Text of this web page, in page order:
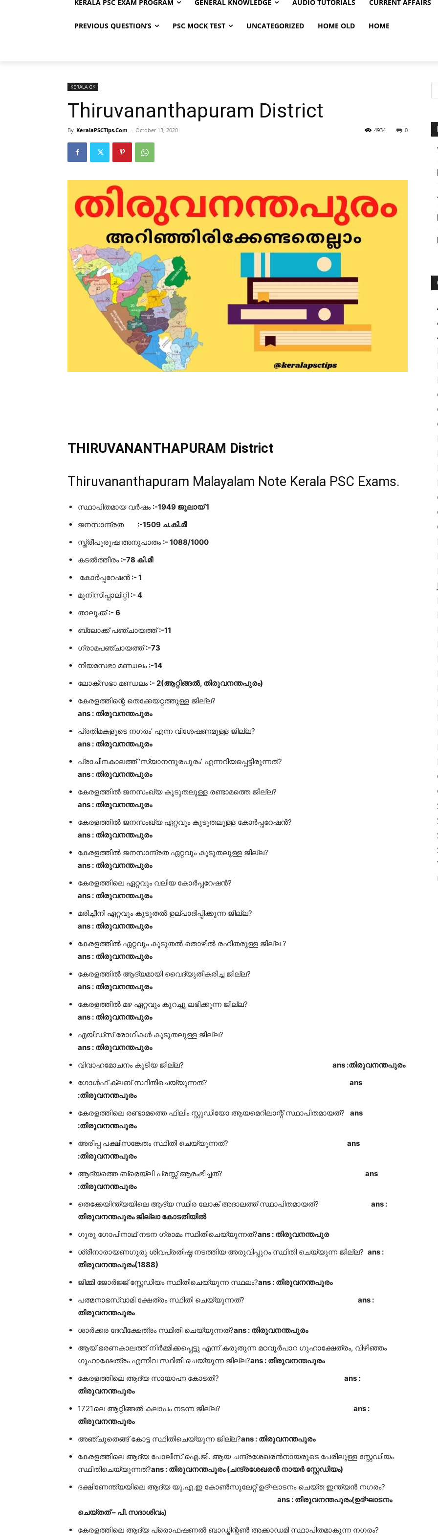
KERALA PSC EXAM PROGRAM GENERAL KNOWLEDGE AUDIO TUTORIALS CURRENT AFFAIRS
PREVIOUS QUESTION’S PSC MOCK TEST UNCATEGORIZED HOME OLD HOME
KERALA GK
Thiruvananthapuram District
By KeralaPSCTips.Com - October 13, 2020 0
4934
THIRUVANANTHAPURAM District
Thiruvananthapuram Malayalam Note Kerala PSC Exams.
സ്ഥാപിതമായ വർഷം :-1949 ജൂലായ് 1
ജനസാന്ദ്രത :-1509 ച.കി.മീ
സ്ത്രീപുരുഷ അനുപാതം :- 1088/1000
കടൽത്തീരം :-78 കി.മീ
കോർപ്പറേഷൻ :- 1
മുനിസിപ്പാലിറ്റി :- 4
താലൂക്ക്:- 6
ബ്ലോക്ക് പഞ്ചായത്ത്:-11
ഗ്രാമപഞ്ചായത്ത്:-73
നിയമസഭാ മണ്ഡലം :-14
ലോക്സഭാ മണ്ഡലം :- 2(ആറ്റിങ്ങൽ, തിരുവനന്തപുരം)
കേരളത്തിന്റെ തെക്കേയറ്റത്തുള്ള ജില്ല?
ans : തിരുവനന്തപുരം
പ്രതിമകളുടെ നഗരം’ എന്ന വിശേഷണമുള്ള ജില്ല?
ans : തിരുവനന്തപുരം
പ്രാചീനകാലത്ത് ‘സ്യാനന്ദുരപുരം’ എന്നറിയപ്പെട്ടിരുന്നത്?
ans : തിരുവനന്തപുരം
കേരളത്തിൽ ജനസംഖ്യ കൂടുതലുള്ള രണ്ടാമത്തെ ജില്ല?
ans : തിരുവനന്തപുരം
കേരളത്തിൽ ജനസംഖ്യ ഏറ്റവും കൂടുതലുള്ള കോർപ്പറേഷൻ?
ans : തിരുവനന്തപുരം
കേരളത്തിൽ ജനസാന്ദ്രത ഏറ്റവും കൂടുതലുള്ള ജില്ല?
ans : തിരുവനന്തപുരം
കേരളത്തിലെ ഏറ്റവും വലിയ കോർപ്പറേഷൻ?
ans : തിരുവനന്തപുരം
മരിച്ചീനി ഏറ്റവും കൂടുതൽ ഉല്പാദിപ്പിക്കുന്ന ജില്ല?
ans : തിരുവനന്തപുരം
കേരളത്തിൽ ഏറ്റവും കൂടുതൽ തൊഴിൽ രഹിതരുള്ള ജില്ല ?
ans : തിരുവനന്തപുരം
കേരളത്തിൽ ആദ്യമായി വൈദ്യുതീകരിച്ച ജില്ല?
ans : തിരുവനന്തപുരം
കേരളത്തിൽ മഴ ഏറ്റവും കുറച്ചു ലഭിക്കുന്ന ജില്ല?
ans : തിരുവനന്തപുരം
എയിഡ്സ് രോഗികൾ കൂടുതലുള്ള ജില്ല?
ans : തിരുവനന്തപുരം
വിവാഹമോചനം കൂടിയ ജില്ല? ans :തിരുവനന്തപുരം
ഗോൾഫ് ക്ലബ് സ്ഥിതിചെയ്യുന്നത്?
ans
:തിരുവനന്തപുരം
കേരളത്തിലെ രണ്ടാമത്തെ ഫിലിം സ്റ്റുഡിയോ ആയമെറിലാന്റ് സ്ഥാപിതമായത്?
ans
:തിരുവനന്തപുരം
അരിപ്പ പക്ഷിസങ്കേതം സ്ഥിതി ചെയ്യുന്നത്?
ans
:തിരുവനന്തപുരം
ആദ്യത്തെ ബ്രെയ്ലി പ്രസ്സ് ആരംഭിച്ചത്? ans
:തിരുവനന്തപുരം
തെക്കേയിന്ത്യയിലെ ആദ്യ സ്ഥിര ലോക് അദാലത്ത് സ്ഥാപിതമായത്?
ans :
തിരുവനന്തപുരം ജില്ലാ കോടതിയിൽ
ഗുരു ഗോപിനാഥ് നടന ഗ്രാമം സ്ഥിതിചെയ്യുന്നത്?ans : തിരുവനന്തപുര
ശ്രീനാരായണഗുരു ശിവപ്രതിഷ്ഠ നടത്തിയ അരുവിപ്പുറം സ്ഥിതി ചെയ്യുന്ന ജില്ല? ans :
തിരുവനന്തപുരം(1888)
ജിമ്മി ജോർജ്ജ് സ്റ്റേഡിയം സ്ഥിതിചെയ്യുന്ന സ്ഥലം?ans : തിരുവനന്തപുരം
പത്മനാഭസ്വാമി ക്ഷേത്രം സ്ഥിതി ചെയ്യുന്നത്? ans :
തിരുവനന്തപുരം
ശാർക്കര ദേവീക്ഷേത്രം സ്ഥിതി ചെയ്യുന്നത്?ans : തിരുവനന്തപുരം
ആയ് ഭരണകാലത്ത് നിർമ്മിക്കപ്പെട്ടു എന്ന് കരുതുന്ന മഠവൂർപാറ ഗുഹാക്ഷേത്രം, വിഴിഞ്ഞം
ഗുഹാക്ഷേത്രം എന്നിവ സ്ഥിതി ചെയ്യുന്ന ജില്ല?ans : തിരുവനന്തപുരം
കേരളത്തിലെ ആദ്യ സായാഹ്ന കോടതി? ans :
തിരുവനന്തപുരം
1721ലെ ആറ്റിങ്ങൽ കലാപം നടന്ന ജില്ല? ans :
തിരുവനന്തപുരം
അഞ്ചുതെങ്ങ് കോട്ട സ്ഥിതിചെയ്യുന്ന ജില്ല?ans : തിരുവനന്തപുരം
കേരളത്തിലെ ആദ്യ പോലീസ് ഐ.ജി. ആയ ചന്ദ്രശേഖരൻനായരുടെ പേരിലുള്ള സ്റ്റേഡിയം
സ്ഥിതിചെയ്യുന്നത്?ans : തിരുവനന്തപുരം (ചന്ദ്രശേഖരൻ നായർ സ്റ്റേഡിയം)
ദക്ഷിണേന്ത്യയിലെ ആദ്യ യു.എ.ഇ കോൺസുലേറ്റ് ഉദ്ഘാടനം ചെയ്ത ഇന്ത്യൻ നഗരം?
ans : തിരുവനന്തപുരം(ഉദ്ഘാടനം
ചെയ്തത് – പി. സദാശിവം)
കേരളത്തിലെ ആദ്യ പ്രൊഫഷണൽ ബാഡ്മിന്റൺ അക്കാഡമി സ്ഥാപിതമാകുന്ന നഗരം?